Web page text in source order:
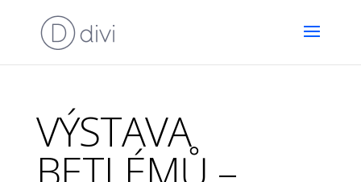
VÝSTAVA